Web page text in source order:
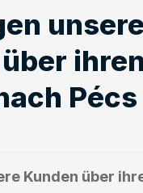
unsere
ihren
Kunden über